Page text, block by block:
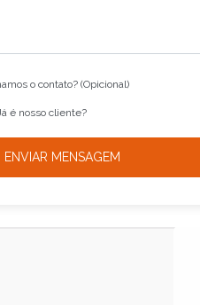
o contato? (Opicional)
é nosso cliente?
ENVIAR MENSAGEM